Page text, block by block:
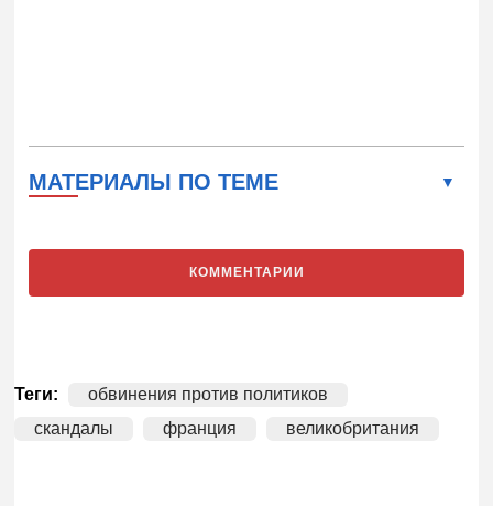
МАТЕРИАЛЫ ПО ТЕМЕ
КОММЕНТАРИИ
Теги:
обвинения против политиков
скандалы
франция великобритания